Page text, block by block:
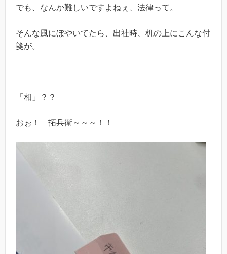
でも、なんか難しいですよねぇ、法律って。
そんな風にぼやいてたら、出社時、机の上にこんな付
箋が。
「相」？？
おぉ！ 拓兵衛～～～！！